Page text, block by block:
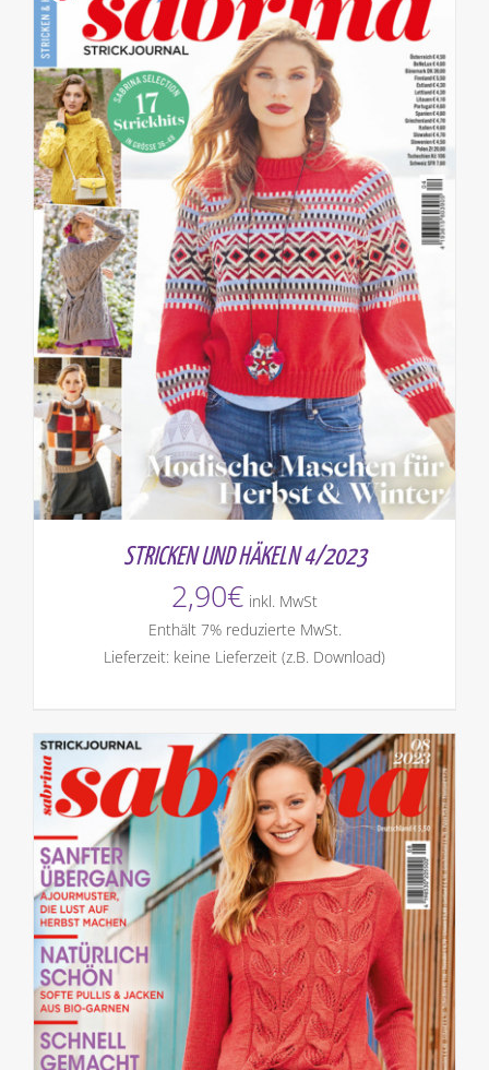
STRICKEN UND HÄKELN 4/2023
2,90€ inkl. MwSt
Enthält 7% reduzierte MwSt.
Lieferzeit: keine Lieferzeit (z.B. Download)